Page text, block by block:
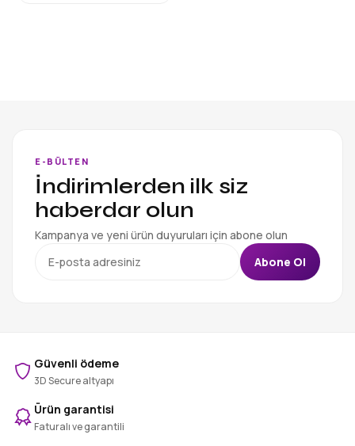
E-BÜLTEN
İndirimlerden ilk siz
haberdar olun
Kampanya ve yeni ürün duyuruları için abone olun
Abone Ol
Güvenli ödeme
3D Secure altyapı
Ürün garantisi
Faturalı ve garantili